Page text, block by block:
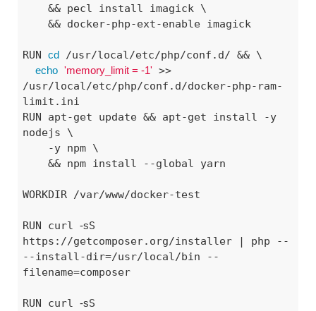
    && pecl install imagick \
    && docker-php-ext-enable imagick
RUN cd /usr/local/etc/php/conf.d/ && \
echo 'memory_limit = -1' >>
/usr/local/etc/php/conf.d/docker-php-ram-
limit.ini
RUN apt-get update && apt-get install -y
nodejs \
    && npm install --global yarn
WORKDIR /var/www/docker-test
RUN curl -sS
https://getcomposer.org/installer | php --
--install-dir=/usr/local/bin --
filename=composer
RUN curl -sS